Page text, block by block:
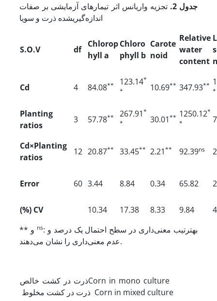
جدول 2.
تجزیه واریانس اثر تیمارهای آزمایشی بر صفات
اندازه‌گیریشده ذرت و سویا
S.O.V df
Chlorop
hyll a
Chloro
phyll b
Carote
noid
Relative
water
content
Cd 4 84.08** 123.14*
*
10.69** 347.93**
*
Planting
ratios
3 57.78** 267.91*
*
30.01** 1250.12*
*
Cd×Planting
ratios
12 20.87** 33.45** 2.21** 92.39ns
Error 60 3.44 8.84 0.34 65.82
(%) CV 10.34 17.38 8.33 9.84
ns : بهترتیب معنی‌داری در سطح احتمال یک درصد و
عدم معنی‌داری را نشان می‌دهند.
ذرت در کشت خالصCorn in mono culture
ذرت در کشت مخلوط Corn in mixed culture